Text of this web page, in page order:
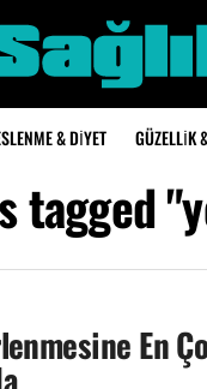
& DIYET GÜZELLIK
tagged
En